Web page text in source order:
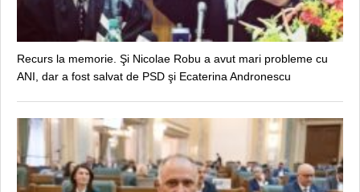
Recurs la memorie. Şi Nicolae Robu a avut mari probleme cu
ANI, dar a fost salvat de PSD şi Ecaterina Andronescu